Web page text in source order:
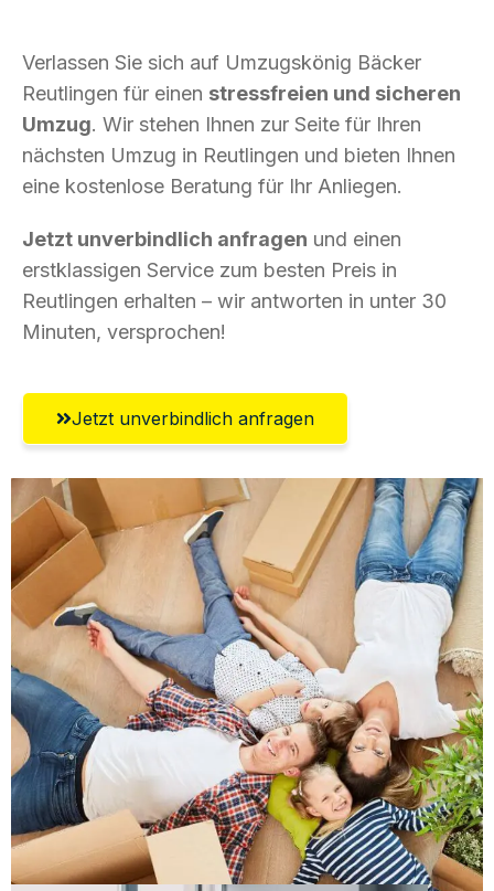
Verlassen Sie sich auf Umzugskönig Bäcker
Reutlingen für einen stressfreien und sicheren
Umzug. Wir stehen Ihnen zur Seite für Ihren
nächsten Umzug in Reutlingen und bieten Ihnen
eine kostenlose Beratung für Ihr Anliegen.
Jetzt unverbindlich anfragen und einen
erstklassigen Service zum besten Preis in
Reutlingen erhalten – wir antworten in unter 30
Minuten, versprochen!
Jetzt unverbindlich anfragen